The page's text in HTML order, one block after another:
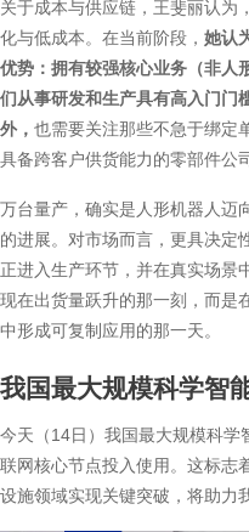
关于成本与供应链，王斐丽认为
化与低成本。在当前阶段， 她认
优势：拥有较强核心业务（非人
们从事研发和生产具有高入门门
外， 也需要关注那些不急于绑定
具备跨客户供货能力的零部件公
万台量产，确实是人形机器人迈
的进展。对市场而言，更具决
正进入生产环节，并在真实场景
现在出货量跃升的那一刻，而是
中形成可复制应用的那一天。
我国最大规模科学智
今天（14日）我国最大规模科学
联网核心节点投入使用。这标志
设施领域实现关键突破，将助力